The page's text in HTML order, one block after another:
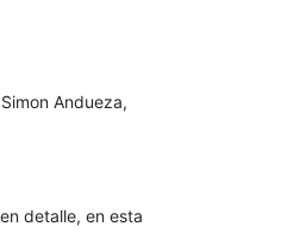
Andueza,
detalle, en esta